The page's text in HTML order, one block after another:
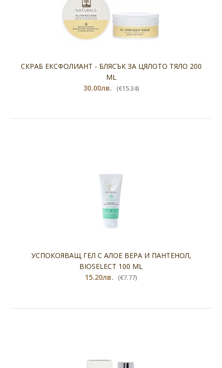
СКРАБ ЕКСФОЛИАНТ - БЛЯСЪК ЗА ЦЯЛОТО ТЯЛО 200
ML
30.00лв. (€15.34)
УСПОКОЯВАЩ ГЕЛ С АЛОЕ ВЕРА И ПАНТЕНОЛ,
BIOSELECT 100 ML
15.20лв. (€7.77)